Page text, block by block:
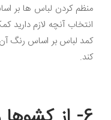
منظم کردن لباس ها بر
انتخاب آنچه لازم
کمد لباس بر اساس رنگ آن
کند.